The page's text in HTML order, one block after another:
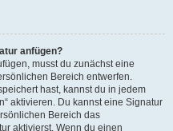
anfügen?
musst du zunächst eine
Bereich entwerfen.
hast, kannst du in jedem
aktivieren. Du kannst eine Signatur
Bereich das
aktivierst. Wenn du einen